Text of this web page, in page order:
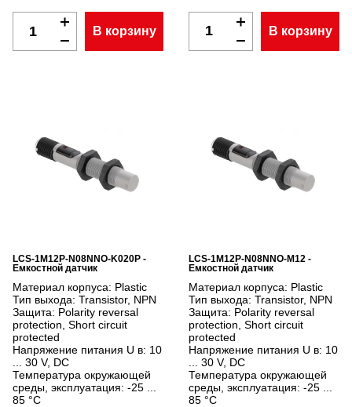
В корзину В корзину
LCS-1M12P-N08NNO-K020P -
Емкостной датчик
Материал корпуса: Plastic
Тип выхода: Transistor, NPN
Защита: Polarity reversal
protection, Short circuit
protected
Напряжение питания U в: 10
... 30 V, DC
Температура окружающей
среды, эксплуатация: -25 ...
85 °C
LCS-1M12P-N08NNO-M12 -
Емкостной датчик
Материал корпуса: Plastic
Тип выхода: Transistor, NPN
Защита: Polarity reversal
protection, Short circuit
protected
Напряжение питания U в: 10
... 30 V, DC
Температура окружающей
среды, эксплуатация: -25 ...
85 °C